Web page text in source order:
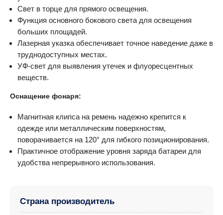
Свет в торце для прямого освещения.
Функция основного бокового света для освещения
больших площадей.
Лазерная указка обеспечивает точное наведение даже в
труднодоступных местах.
УФ-свет для выявления утечек и флуоресцентных
веществ.
Оснащение фонаря:
Магнитная клипса на ремень надежно крепится к
одежде или металлическим поверхностям,
поворачивается на 120° для гибкого позиционирования.
Практичное отображение уровня заряда батареи для
удобства непрерывного использования.
Страна производитель